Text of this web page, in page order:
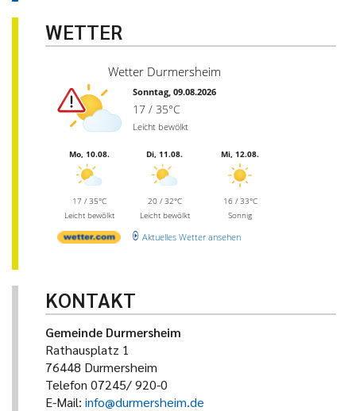
WETTER
Wetter Durmersheim
Sonntag, 09.08.2026
17 / 35°C
Leicht bewölkt
Mo, 10.08.
17 / 35°C
Leicht bewölkt
Di, 11.08.
20 / 32°C
Leicht bewölkt
Mi, 12.08.
16 / 33°C
Sonnig
Aktuelles Wetter ansehen
KONTAKT
Gemeinde Durmersheim
Rathausplatz 1
76448 Durmersheim
Telefon 07245/ 920-0
E-Mail: info@durmersheim.de